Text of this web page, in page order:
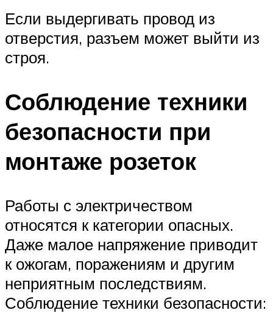
Если выдергивать провод из
отверстия, разъем может выйти из
строя.
Соблюдение техники
безопасности при
монтаже розеток
Работы с электричеством
относятся к категории опасных.
Даже малое напряжение приводит
к ожогам, поражениям и другим
неприятным последствиям.
Соблюдение техники безопасности: